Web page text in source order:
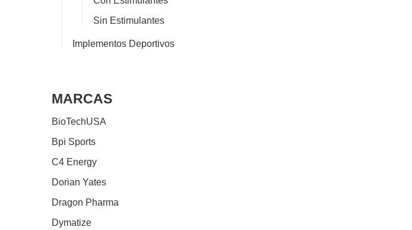
Sin Estimulantes
Implementos Deportivos
MARCAS
BioTechUSA
Bpi Sports
C4 Energy
Dorian Yates
Dragon Pharma
Dymatize